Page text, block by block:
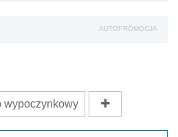
AUTOPROMOCJA
wypoczynkowy